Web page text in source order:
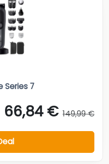
Series 7
66,84 € 149,99 €